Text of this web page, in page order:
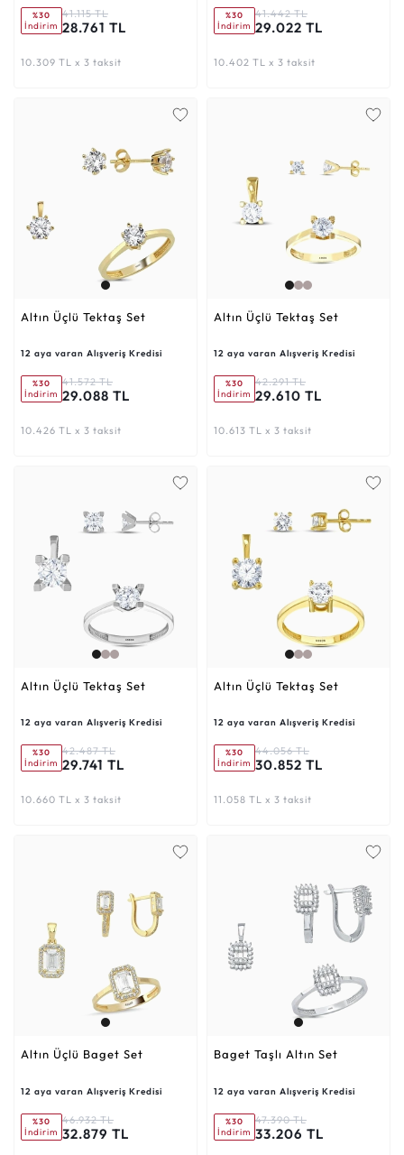
%30
İndirim
41.115 TL
28.761 TL
10.309 TL x 3 taksit
%30
İndirim
41.442 TL
29.022 TL
10.402 TL x 3 taksit
Altın Üçlü Tektaş Set
12 aya varan Alışveriş Kredisi
%30
İndirim
41.572 TL
29.088 TL
10.426 TL x 3 taksit
Altın Üçlü Tektaş Set
12 aya varan Alışveriş Kredisi
%30
İndirim
42.291 TL
29.610 TL
10.613 TL x 3 taksit
Altın Üçlü Tektaş Set
12 aya varan Alışveriş Kredisi
%30
İndirim
42.487 TL
29.741 TL
10.660 TL x 3 taksit
Altın Üçlü Tektaş Set
12 aya varan Alışveriş Kredisi
%30
İndirim
44.056 TL
30.852 TL
11.058 TL x 3 taksit
Altın Üçlü Baget Set
12 aya varan Alışveriş Kredisi
%30
İndirim
46.932 TL
32.879 TL
Baget Taşlı Altın Set
12 aya varan Alışveriş Kredisi
%30
İndirim
47.390 TL
33.206 TL